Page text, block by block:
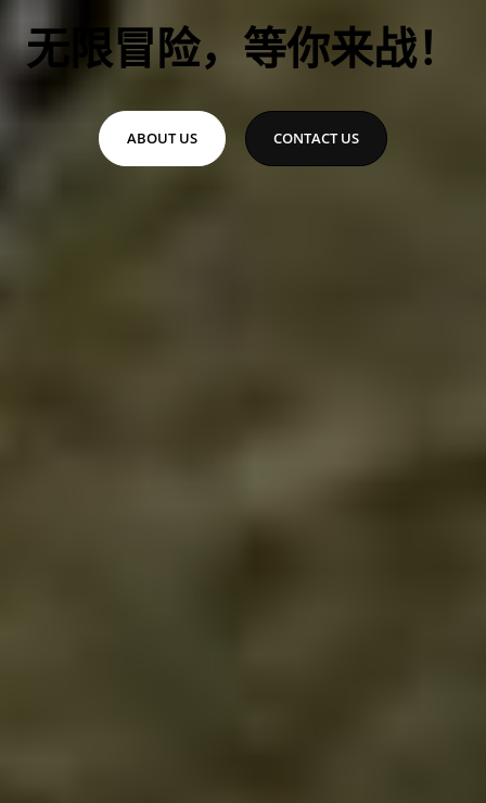
无限冒险，等你来战！
ABOUT US CONTACT US